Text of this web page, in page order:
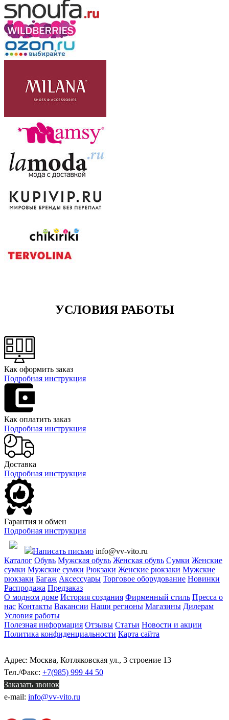
УСЛОВИЯ РАБОТЫ
Как оформить заказ
Подробная инструкция
Как оплатить заказ
Подробная инструкция
Доставка
Подробная инструкция
Гарантия и обмен
Подробная инструкция
Написать письмо info@vv-vito.ru
Каталог Обувь Мужская обувь Женская обувь Сумки Женские
сумки Мужские сумки Рюкзаки Женские рюкзаки Мужские
рюкзаки Багаж Аксессуары Торговое оборудование Новинки
Распродажа Предзаказ
О модном доме История создания Фирменный стиль Пресса о
нас Контакты Вакансии Наши регионы Магазины Дилерам
Условия работы
Полезная информация Отзывы Статьи Новости и акции
Политика конфиденциальности Карта сайта
Адрес: Москва, Котляковская ул., 3 строение 13
Тел./Факс: +7(985) 999 44 50
Заказать звонок
e-mail: info@vv-vito.ru